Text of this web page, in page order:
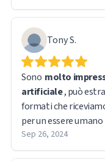
Tony S.
Sono molto
artificiale, può
formati che
per un essere
Sep 26, 2024